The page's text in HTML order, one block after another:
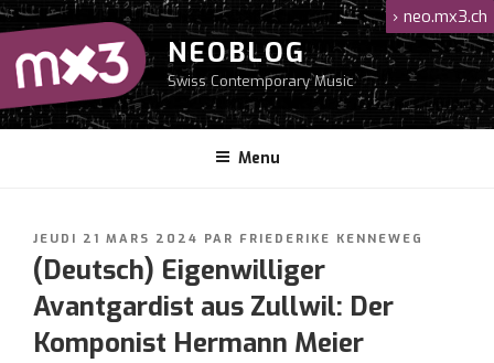
Aller
au
contenu
principal
NEOBLOG
Swiss Contemporary Music
Menu
› neo.mx3.ch
PUBLIÉ
LE
JEUDI 21 MARS 2024 PAR FRIEDERIKE KENNEWEG
(Deutsch) Eigenwilliger
Avantgardist aus Zullwil: Der
Komponist Hermann Meier